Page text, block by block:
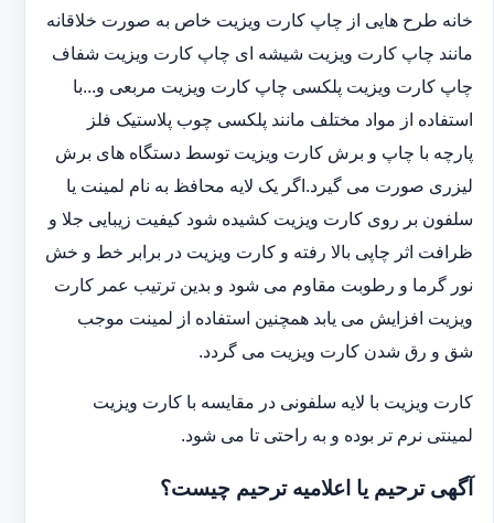
خانه طرح هایی از چاپ کارت ویزیت خاص به صورت خلاقانه
مانند چاپ کارت ویزیت شیشه ای چاپ کارت ویزیت شفاف
چاپ کارت ویزیت پلکسی چاپ کارت ویزیت مربعی و...با
استفاده از مواد مختلف مانند پلکسی چوب پلاستیک فلز
پارچه با چاپ و برش کارت ویزیت توسط دستگاه های برش
لیزری صورت می گیرد.اگر یک لایه محافظ به نام لمینت یا
سلفون بر روی کارت ویزیت کشیده شود کیفیت زیبایی جلا و
ظرافت اثر چاپی بالا رفته و کارت ویزیت در برابر خط و خش
نور گرما و رطوبت مقاوم می شود و بدین ترتیب عمر کارت
ویزیت افزایش می یابد همچنین استفاده از لمینت موجب
شق و رق شدن کارت ویزیت می گردد.
کارت ویزیت با لایه سلفونی در مقایسه با کارت ویزیت
لمینتی نرم تر بوده و به راحتی تا می شود.
آگهی ترحیم یا اعلامیه ترحیم چیست؟